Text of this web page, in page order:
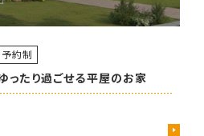
予約制
ったり過ごせる平屋のお家